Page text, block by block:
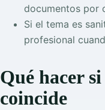
documentos por
Si el tema es
profesional
Qué hacer
coincide